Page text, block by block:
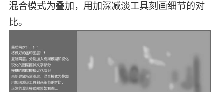
混合模式为叠加，用加深减淡工具刻画细节的对
比。